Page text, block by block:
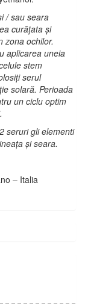
/ sau seara
curățata și
zona ochilor.
aplicarea uneia
stem
serul
solară. Perioada
un ciclu optim
seruri gli elementi
și seara.
– Italia